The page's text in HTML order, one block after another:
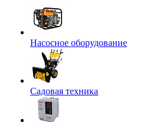
Насосное оборудование
Садовая техника